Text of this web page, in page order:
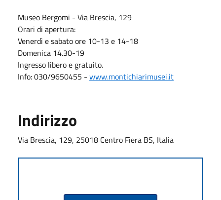
Museo Bergomi - Via Brescia, 129
Orari di apertura:
Venerdì e sabato ore 10-13 e 14-18
Domenica 14.30-19
Ingresso libero e gratuito.
Info: 030/9650455 - www.montichiarimusei.it
Indirizzo
Via Brescia, 129, 25018 Centro Fiera BS, Italia